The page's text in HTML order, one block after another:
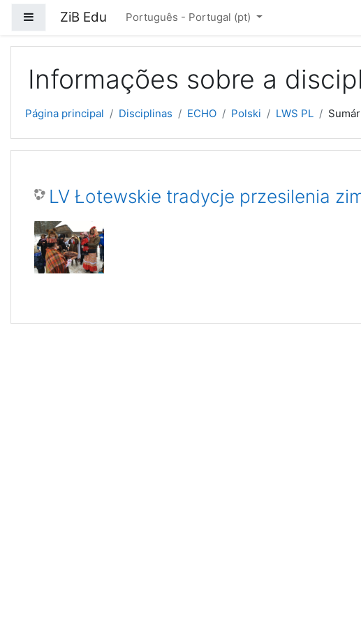
Painel lateral
ZiB Edu Português - Portugal ‎(pt)‎
Informações sobre a
Página principal Disciplinas ECHO Polski LWS PL
LV Łotewskie tradycje przesilenia